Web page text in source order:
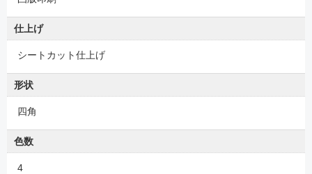
仕上げ
シートカット仕上げ
形状
四角
色数
4